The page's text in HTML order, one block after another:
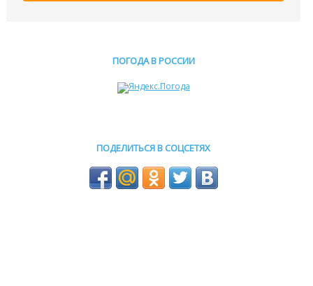
ПОГОДА В РОССИИ
ПОДЕЛИТЬСЯ В СОЦСЕТЯХ